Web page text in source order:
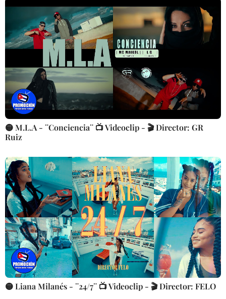
🟡 M.L.A - ¨Conciencia¨ 📺 Videoclip - 🎬 Director: GR
Ruiz
🟡 Liana Milanés - ¨24/7¨ 📺 Videoclip - 🎬 Director: FELO